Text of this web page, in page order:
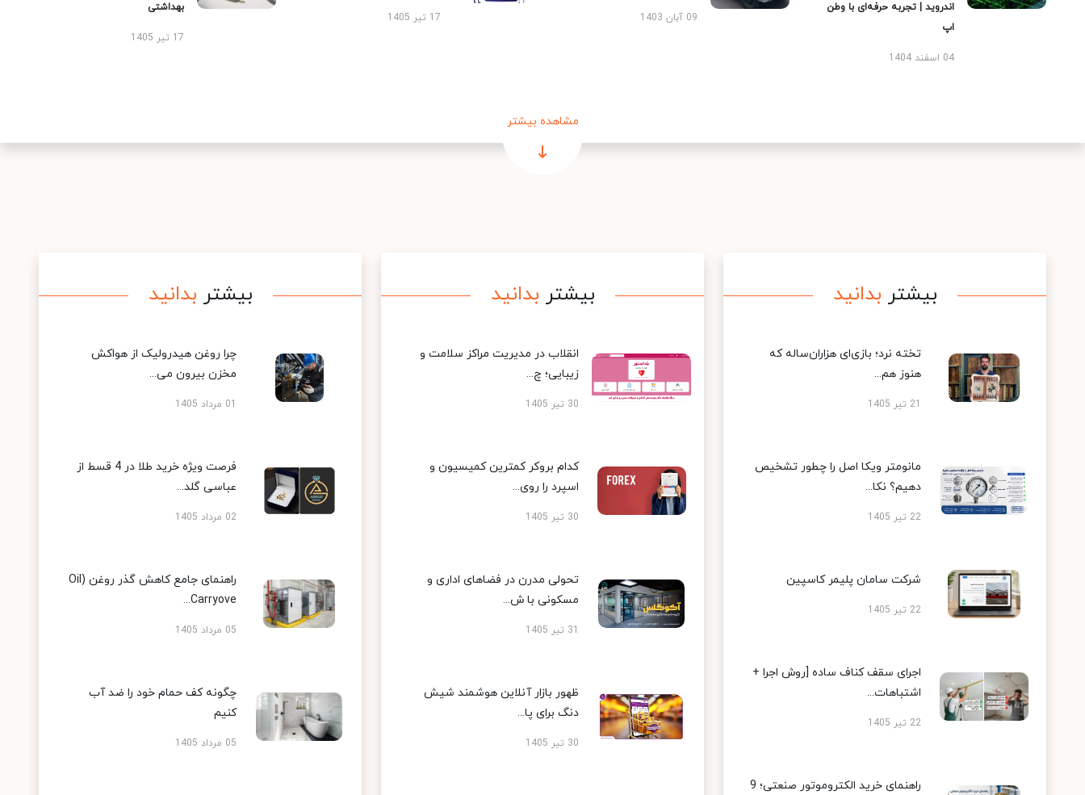
اندروید | تجربه حرفه‌ای با وطن
اپ
04 اسفند 1404
09 آبان 1403 17 تیر 1405
بهداشتی
17 تیر 1405
مشاهده بیشتر
بیشتر بدانید
تخته نرد؛ بازی‌ای هزاران‌ساله که
هنوز هم...
21 تیر 1405
مانومتر ویکا اصل را چطور تشخیص
دهیم؟ نکا...
22 تیر 1405
شرکت سامان پلیمر کاسپین
22 تیر 1405
اجرای سقف کناف ساده [روش اجرا +
اشتباهات...
22 تیر 1405
راهنمای خرید الکتروموتور صنعتی؛ 9
بیشتر بدانید
انقلاب در مدیریت مراکز سلامت و
زیبایی؛ چ...
30 تیر 1405
کدام بروکر کمترین کمیسیون و
اسپرد را روی...
30 تیر 1405
تحولی مدرن در فضاهای اداری و
مسکونی با ش...
31 تیر 1405
ظهور بازار آنلاین هوشمند شیش
دنگ برای پا...
30 تیر 1405
بیشتر بدانید
چرا روغن هیدرولیک از هواکش
مخزن بیرون می...
01 مرداد 1405
فرصت ویژه خرید طلا در 4 قسط از
عباسی گلد...
02 مرداد 1405
راهنمای جامع کاهش گذر روغن (Oil
Carryove...
05 مرداد 1405
چگونه کف حمام خود را ضد آب
کنیم
05 مرداد 1405